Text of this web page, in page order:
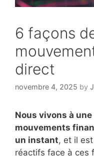
6 façons
direct
novembre 4, 2025 by
Nous vivons à
mouvements
un instant, et il
réactifs face à ces